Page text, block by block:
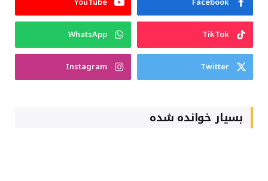
TikTok
WhatsApp
Twitter
Instagram
بسیار خوانده شده